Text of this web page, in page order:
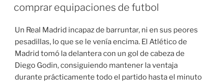
comprar equipaciones de futbol
Un Real Madrid incapaz de barruntar, ni en sus peores
pesadillas, lo que se le venía encima. El Atlético de
Madrid tomó la delantera con un gol de cabeza de
Diego Godin, consiguiendo mantener la ventaja
durante prácticamente todo el partido hasta el minuto